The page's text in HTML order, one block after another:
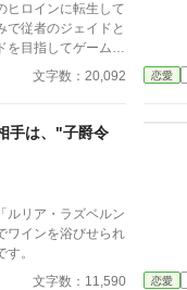
ロインに転生して
で従者のジェイドと
を目指してゲームス
ごす。 しか
たちはなぜか皆他
いたヒロインのお
文字数：20,092 恋愛
手は、"子爵令
ルリア・ラズベルン
ワインを浴びせられ
。
文字数：11,590 恋愛